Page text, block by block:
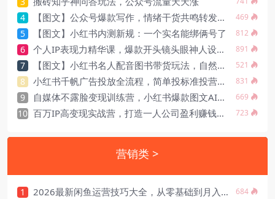
4 【图文】公众号爆款写作，情绪干货共鸣转发算法推荐 469
5 【图文】小红书内测新规：一个实名能绑俩号了 812
6 个人IP表现力精华课，爆款开头镜头眼神人设故事情绪调动口播表达技巧低粉变现 891
7 【图文】小红书名人配音图书带货玩法，自然流出单，女性用户高价书不敏感 521
8 小红书千帆广告投放全流程，简单投标准投营销目标推广场景出价定向计划优化 831
9 自媒体不露脸变现训练营，小红书爆款图文AI创作，无成本开店私域引流直播带货 669
10 百万IP高变现实战营，打造一人公司盈利赚钱，全平台引流私域转化批量成交 723
营销类 >
1 2026最新闲鱼运营技巧大全，从零基础到月入过万，卖货准备、链接搭建到选品定价 684